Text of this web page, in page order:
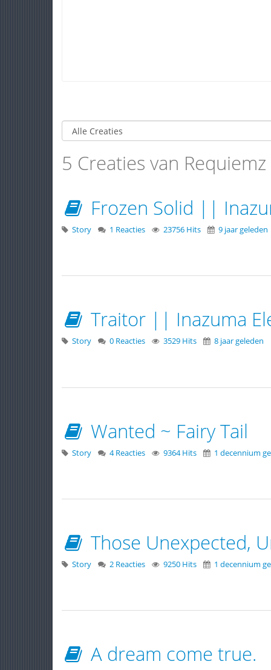
5 Creaties van Requiemz
Frozen Solid ||
Story 1 Reacties 23756 Hits 9 jaar geleden
Traitor || Inazuma
Story 0 Reacties 3529 Hits 8 jaar geleden
Wanted ~ Fairy Tail
Story 4 Reacties 9364 Hits 1 decennium
Those Unexpected,
Story 2 Reacties 9250 Hits 1 decennium
A dream come true.